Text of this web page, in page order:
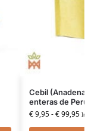
Cebil
enteras de
€9,95-€99,95